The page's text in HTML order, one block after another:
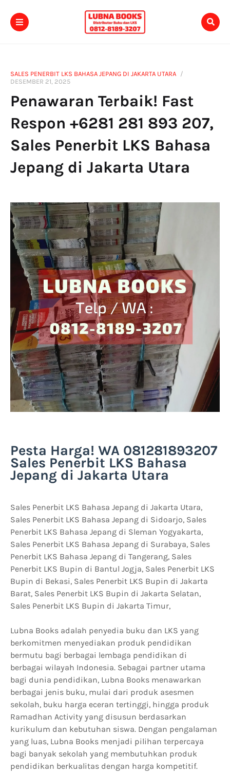
SALES PENERBIT LKS BAHASA JEPANG DI JAKARTA UTARA
DESEMBER 21, 2025
Penawaran Terbaik! Fast
Respon +6281 281 893 207,
Sales Penerbit LKS Bahasa
Jepang di Jakarta Utara
Pesta Harga! WA 081281893207
Sales Penerbit LKS Bahasa
Jepang di Jakarta Utara
Sales Penerbit LKS Bahasa Jepang di Jakarta Utara,
Sales Penerbit LKS Bahasa Jepang di Sidoarjo, Sales
Penerbit LKS Bahasa Jepang di Sleman Yogyakarta,
Sales Penerbit LKS Bahasa Jepang di Surabaya, Sales
Penerbit LKS Bahasa Jepang di Tangerang, Sales
Penerbit LKS Bupin di Bantul Jogja, Sales Penerbit LKS
Bupin di Bekasi, Sales Penerbit LKS Bupin di Jakarta
Barat, Sales Penerbit LKS Bupin di Jakarta Selatan,
Sales Penerbit LKS Bupin di Jakarta Timur,
Lubna Books adalah penyedia buku dan LKS yang
berkomitmen menyediakan produk pendidikan
bermutu bagi berbagai lembaga pendidikan di
berbagai wilayah Indonesia. Sebagai partner utama
bagi dunia pendidikan, Lubna Books menawarkan
berbagai jenis buku, mulai dari produk asesmen
sekolah, buku harga eceran tertinggi, hingga produk
Ramadhan Activity yang disusun berdasarkan
kurikulum dan kebutuhan siswa. Dengan pengalaman
yang luas, Lubna Books menjadi pilihan terpercaya
bagi banyak sekolah yang membutuhkan produk
pendidikan berkualitas dengan harga kompetitif.